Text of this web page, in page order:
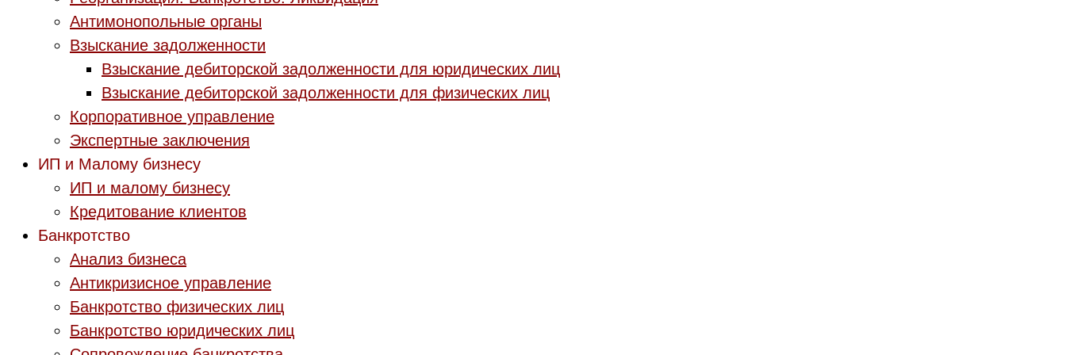
Антимонопольные органы
Взыскание задолженности
Взыскание дебиторской задолженности для юридических лиц
Взыскание дебиторской задолженности для физических лиц
Корпоративное управление
Экспертные заключения
ИП и Малому бизнесу
ИП и малому бизнесу
Кредитование клиентов
Банкротство
Анализ бизнеса
Антикризисное управление
Банкротство физических лиц
Банкротство юридических лиц